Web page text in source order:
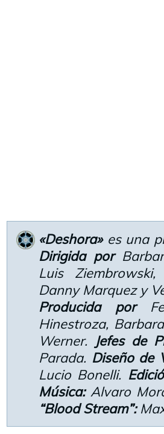
«Deshora»es una
Dirigida por
Luis
Danny Marquez y
Producida por
Hinestroza,
Werner. Jefes de
Parada. Diseño de
Lucio Bonelli.
Música:Alvaro
“Blood Stream”: